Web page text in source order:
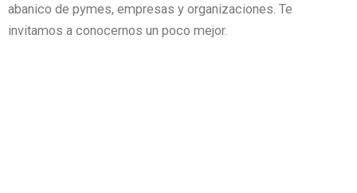
abanico de pymes, empresas y organizaciones. Te
invitamos a conocernos un poco mejor.